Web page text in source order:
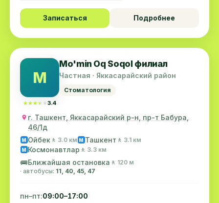
Записаться Подробнее
M
★★★★★
★★★★★3.4
Mo'min Oq Soqol филиал
Частная · Яккасарайский район
Стоматология
г. Ташкент, Яккасарайский р-н, пр-т Бабура,
46/1д
M Ойбек 🚶 3.0 км M Ташкент 🚶 3.1 км
M Космонавтлар 🚶 3.3 км
🚌Ближайшая остановка 🚶 120 м
· автобусы: 11, 40, 45, 47
пн–пт:09:00–17:00